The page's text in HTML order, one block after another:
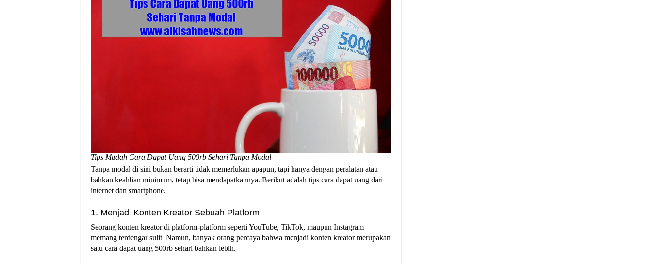
Tips Mudah Cara Dapat Uang 500rb Sehari Tanpa Modal
Tanpa modal di sini bukan berarti tidak memerlukan apapun, tapi hanya dengan peralatan atau
bahkan keahlian minimum, tetap bisa mendapatkannya. Berikut adalah tips cara dapat uang dari
internet dan smartphone.
1. Menjadi Konten Kreator Sebuah Platform
Seorang konten kreator di platform-platform seperti YouTube, TikTok, maupun Instagram
memang terdengar sulit. Namun, banyak orang percaya bahwa menjadi konten kreator merupakan
satu cara dapat uang 500rb sehari bahkan lebih.